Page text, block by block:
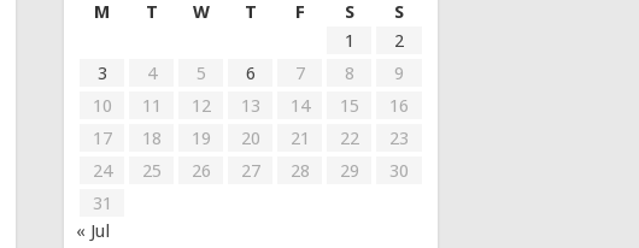
M
T W T F S
S
1
2
3
4 5 6 7 8
9
10
11 12 13 14 15
16
17
18 19 20 21 22
23
24
25 26 27 28 29
30
31
« Jul